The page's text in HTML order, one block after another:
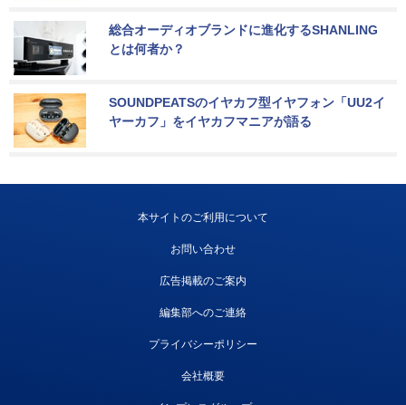
総合オーディオブランドに進化するSHANLING
とは何者か？
SOUNDPEATSのイヤカフ型イヤフォン「UU2イ
ヤーカフ」をイヤカフマニアが語る
本サイトのご利用について
お問い合わせ
広告掲載のご案内
編集部へのご連絡
プライバシーポリシー
会社概要